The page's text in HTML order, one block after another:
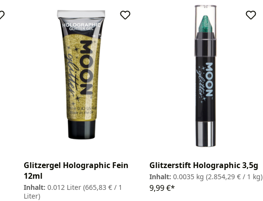
Glitzergel Holographic Fein
12ml
Inhalt: 0.012 Liter (665,83 € / 1
Liter)
Glitzerstift Holographic 3,5g
Inhalt: 0.0035 kg (2.854,29 € / 1 kg)
9,99 €*